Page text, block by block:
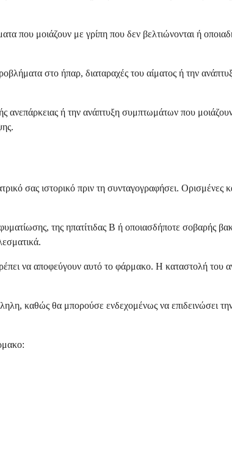
που μοιάζουν με γρίπη που δεν βελτιώνονται ή
στο ήπαρ, διαταραχές του αίματος ή την
ή την ανάπτυξη συμπτωμάτων που
σας ιστορικό πριν τη συνταγογραφήσει. Ορισμένες
της ηπατίτιδας Β ή οποιασδήποτε σοβαρής
να αποφεύγουν αυτό το φάρμακο. Η καταστολή του
καθώς θα μπορούσε ενδεχομένως να επιδεινώσει